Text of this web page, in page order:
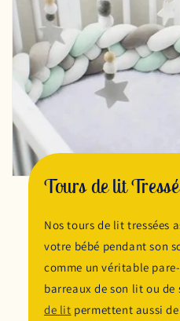
Tours de lit
Nos tours de lit tressées
votre bébé pendant son
comme un véritable
barreaux de son lit ou de
de lit permettent aussi